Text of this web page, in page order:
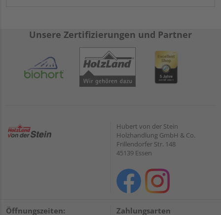
Unsere Zertifizierungen und Partner
Hubert von der Stein
Holzhandlung GmbH & Co.
Frillendorfer Str. 148
45139 Essen
Öffnungszeiten: Zahlungsarten